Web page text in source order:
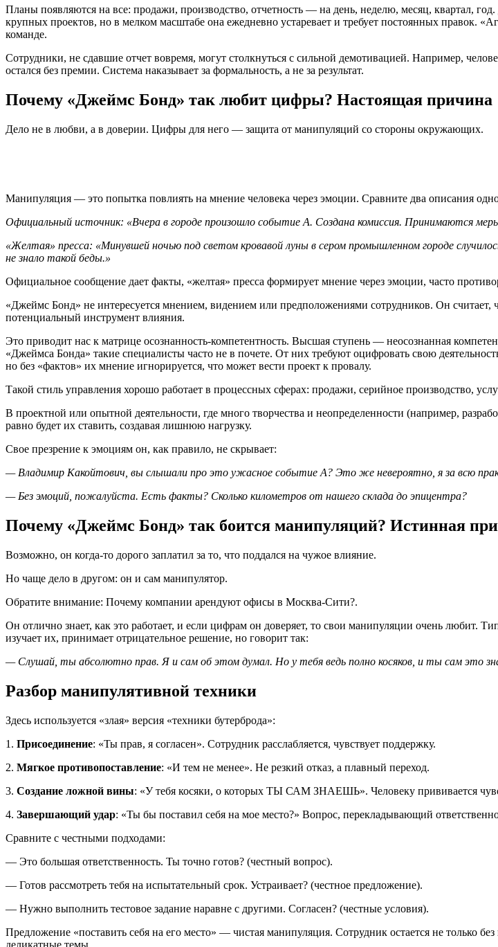
Планы появляются на все: продажи, производство, отчетность — на день, неделю, месяц, квартал,
крупных проектов, но в мелком масштабе она ежедневно устаревает и требует постоянных правок.
команде.
Сотрудники, не сдавшие отчет вовремя, могут столкнуться с сильной демотивацией. Например,
остался без премии. Система наказывает за формальность, а не за результат.
Почему «Джеймс Бонд» так любит цифры? Настоящая причина
Дело не в любви, а в доверии. Цифры для него — защита от манипуляций со стороны окружающих.
Манипуляция — это попытка повлиять на мнение человека через эмоции. Сравните два описания
Официальный источник: «Вчера в городе произошло событие А. Создана комиссия. Принимаются
«Желтая» пресса: «Минувшей ночью под светом кровавой луны в сером промышленном городе
не знало такой беды.»
Официальное сообщение дает факты, «желтая» пресса формирует мнение через эмоции, часто
«Джеймс Бонд» не интересуется мнением, видением или предположениями сотрудников. Он
потенциальный инструмент влияния.
Это приводит нас к матрице осознанность-компетентность. Высшая ступень — неосознанная
«Джеймса Бонда» такие специалисты часто не в почете. От них требуют оцифровать свою
но без «фактов» их мнение игнорируется, что может вести проект к провалу.
Такой стиль управления хорошо работает в процессных сферах: продажи, серийное производство,
В проектной или опытной деятельности, где много творчества и неопределенности (например,
равно будет их ставить, создавая лишнюю нагрузку.
Свое презрение к эмоциям он, как правило, не скрывает:
— Владимир Какойтович, вы слышали про это ужасное событие А? Это же невероятно, я за всю
— Без эмоций, пожалуйста. Есть факты? Сколько километров от нашего склада до эпицентра?
Почему «Джеймс Бонд» так боится манипуляций? Истинная
Возможно, он когда-то дорого заплатил за то, что поддался на чужое влияние.
Но чаще дело в другом: он и сам манипулятор.
Обратите внимание: Почему компании арендуют офисы в Москва-Сити?.
Он отлично знает, как это работает, и если цифрам он доверяет, то свои манипуляции очень
изучает их, принимает отрицательное решение, но говорит так:
— Слушай, ты абсолютно прав. Я и сам об этом думал. Но у тебя ведь полно косяков, и ты сам это
Разбор манипулятивной техники
Здесь используется «злая» версия «техники бутерброда»:
1. Присоединение: «Ты прав, я согласен». Сотрудник расслабляется, чувствует поддержку.
2. Мягкое противопоставление: «И тем не менее». Не резкий отказ, а плавный переход.
3. Создание ложной вины: «У тебя косяки, о которых ТЫ САМ ЗНАЕШЬ». Человеку прививается
4. Завершающий удар: «Ты бы поставил себя на мое место?» Вопрос, перекладывающий
Сравните с честными подходами:
— Это большая ответственность. Ты точно готов? (честный вопрос).
— Готов рассмотреть тебя на испытательный срок. Устраивает? (честное предложение).
— Нужно выполнить тестовое задание наравне с другими. Согласен? (честные условия).
Предложение «поставить себя на его место» — чистая манипуляция. Сотрудник остается не только
деликатные темы.